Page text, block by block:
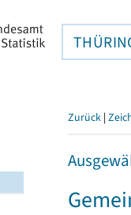
Zurück |